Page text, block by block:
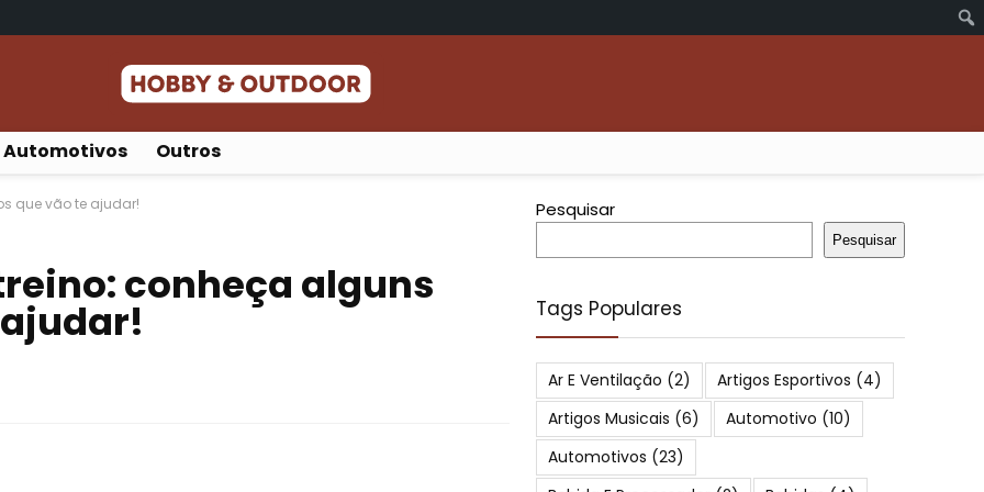
Automotivos Outros
que vão te ajudar!
conheça alguns
Pesquisar
Pesquisar
Tags Populares
Ar E Ventilação (2) Artigos Esportivos (4)
Artigos Musicais (6) Automotivo (10)
Automotivos (23)